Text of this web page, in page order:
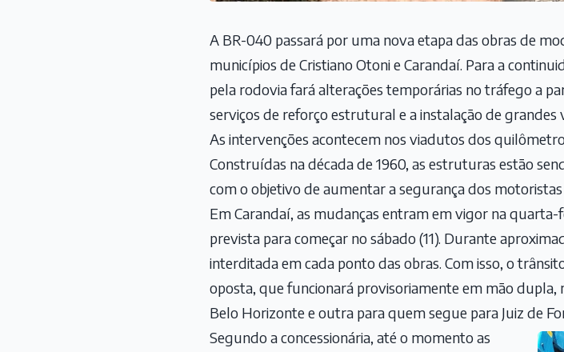
A BR-040 passará por uma nova etapa das obras de
municípios de Cristiano Otoni e Carandaí. Para a
pela rodovia fará alterações temporárias no tráfego a
serviços de reforço estrutural e a instalação de grandes
As intervenções acontecem nos viadutos dos
Construídas na década de 1960, as estruturas estão
com o objetivo de aumentar a segurança dos
Em Carandaí, as mudanças entram em vigor na quarta-
prevista para começar no sábado (11). Durante
interditada em cada ponto das obras. Com isso, o
oposta, que funcionará provisoriamente em mão
Belo Horizonte e outra para quem segue para Juiz de
Segundo a concessionária, até o momento as